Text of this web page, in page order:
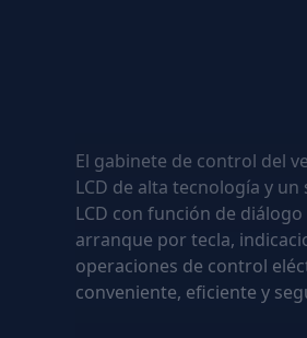
El gabinete de control del
LCD de alta tecnología y un sistema de control PLC. La pantalla táctil
LCD con función de
arranque por tecla, indicaciones y protección contra uso indebido,
operaciones de control eléctrico, y
conveniente, eficiente y